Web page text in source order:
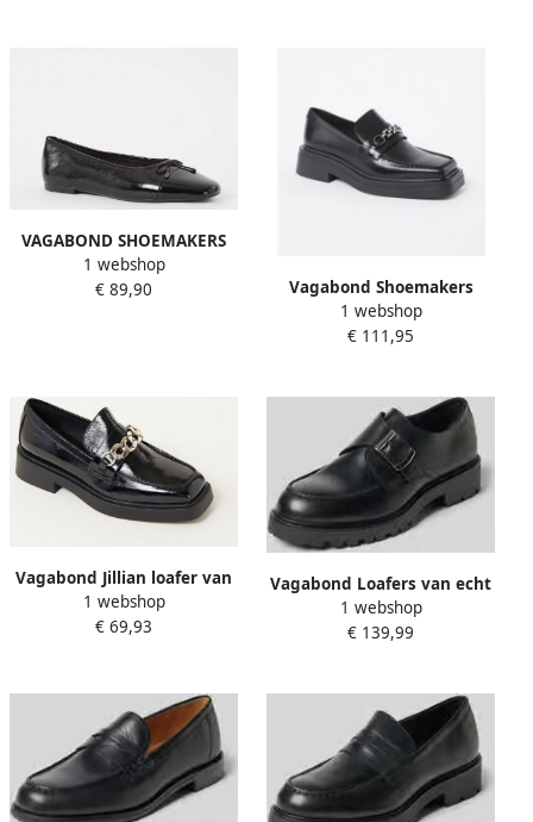
VAGABOND SHOEMAKERS
Ballerina 'JOLIN'
1 webshop
€ 89,90
Vagabond Shoemakers
Mocassins Slipper
1 webshop
€ 111,95
Vagabond Jillian loafer van
lakleer met ketting detail
1 webshop
€ 69,93
Vagabond Loafers van echt
rundleer model 'KENOVA'
1 webshop
€ 139,99